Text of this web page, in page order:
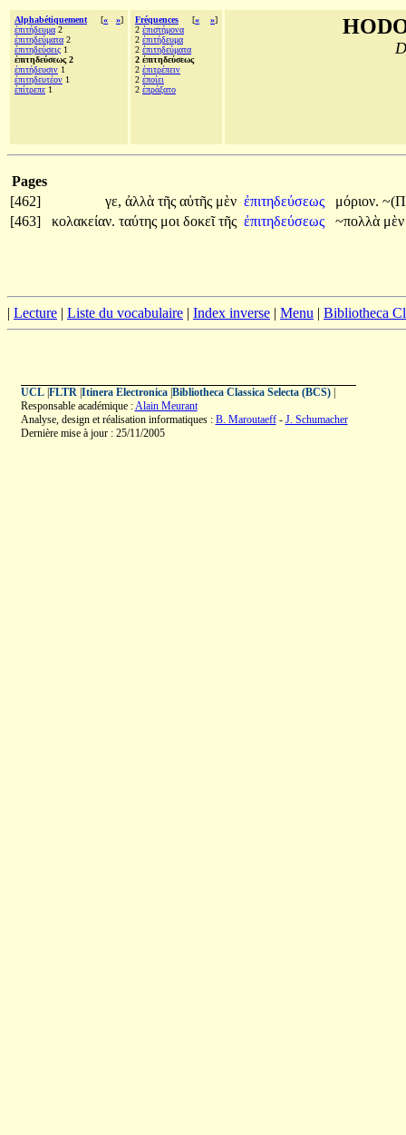
Alphabétiquement [« »]
ἐπιτήδευμα 2
ἐπιτηδεύματα 2
ἐπιτηδεύσεις 1
ἐπιτηδεύσεως 2
ἐπιτήδευσιν 1
ἐπιτηδευτέον 1
ἐπίτρεπε 1
Fréquences [« »]
2 ἐπιστήμονα
2 ἐπιτήδευμα
2 ἐπιτηδεύματα
2 ἐπιτηδεύσεως
2 ἐπιτρέπειν
2 ἐποίει
2 ἐπράξατο
Pages
[462]
γε, ἀλλὰ τῆς αὐτῆς μὲν ἐπιτηδεύσεως μόριον.
[463]
κολακείαν. ταύτης μοι δοκεῖτῆς ἐπιτηδεύσεως ~πολλὰ
| Lecture | Liste du vocabulaire | Index inverse | Menu | Bibliotheca
UCL| FLTR| Itinera Electronica| Bibliotheca Classica Selecta (BCS)|
Responsable académique :Alain Meurant
Analyse, design et réalisation informatiques : B. Maroutaeff- J. Schumacher
Dernière mise à jour : 25/11/2005